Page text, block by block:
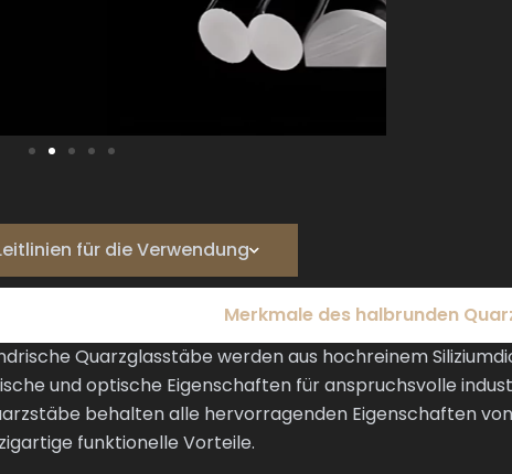
für die Verwendung
Merkmale des halbrunden
Quarzglasstäbe werden aus hochreinem
und optische Eigenschaften für anspruchsvolle
behalten alle hervorragenden Eigenschaften
funktionelle Vorteile.